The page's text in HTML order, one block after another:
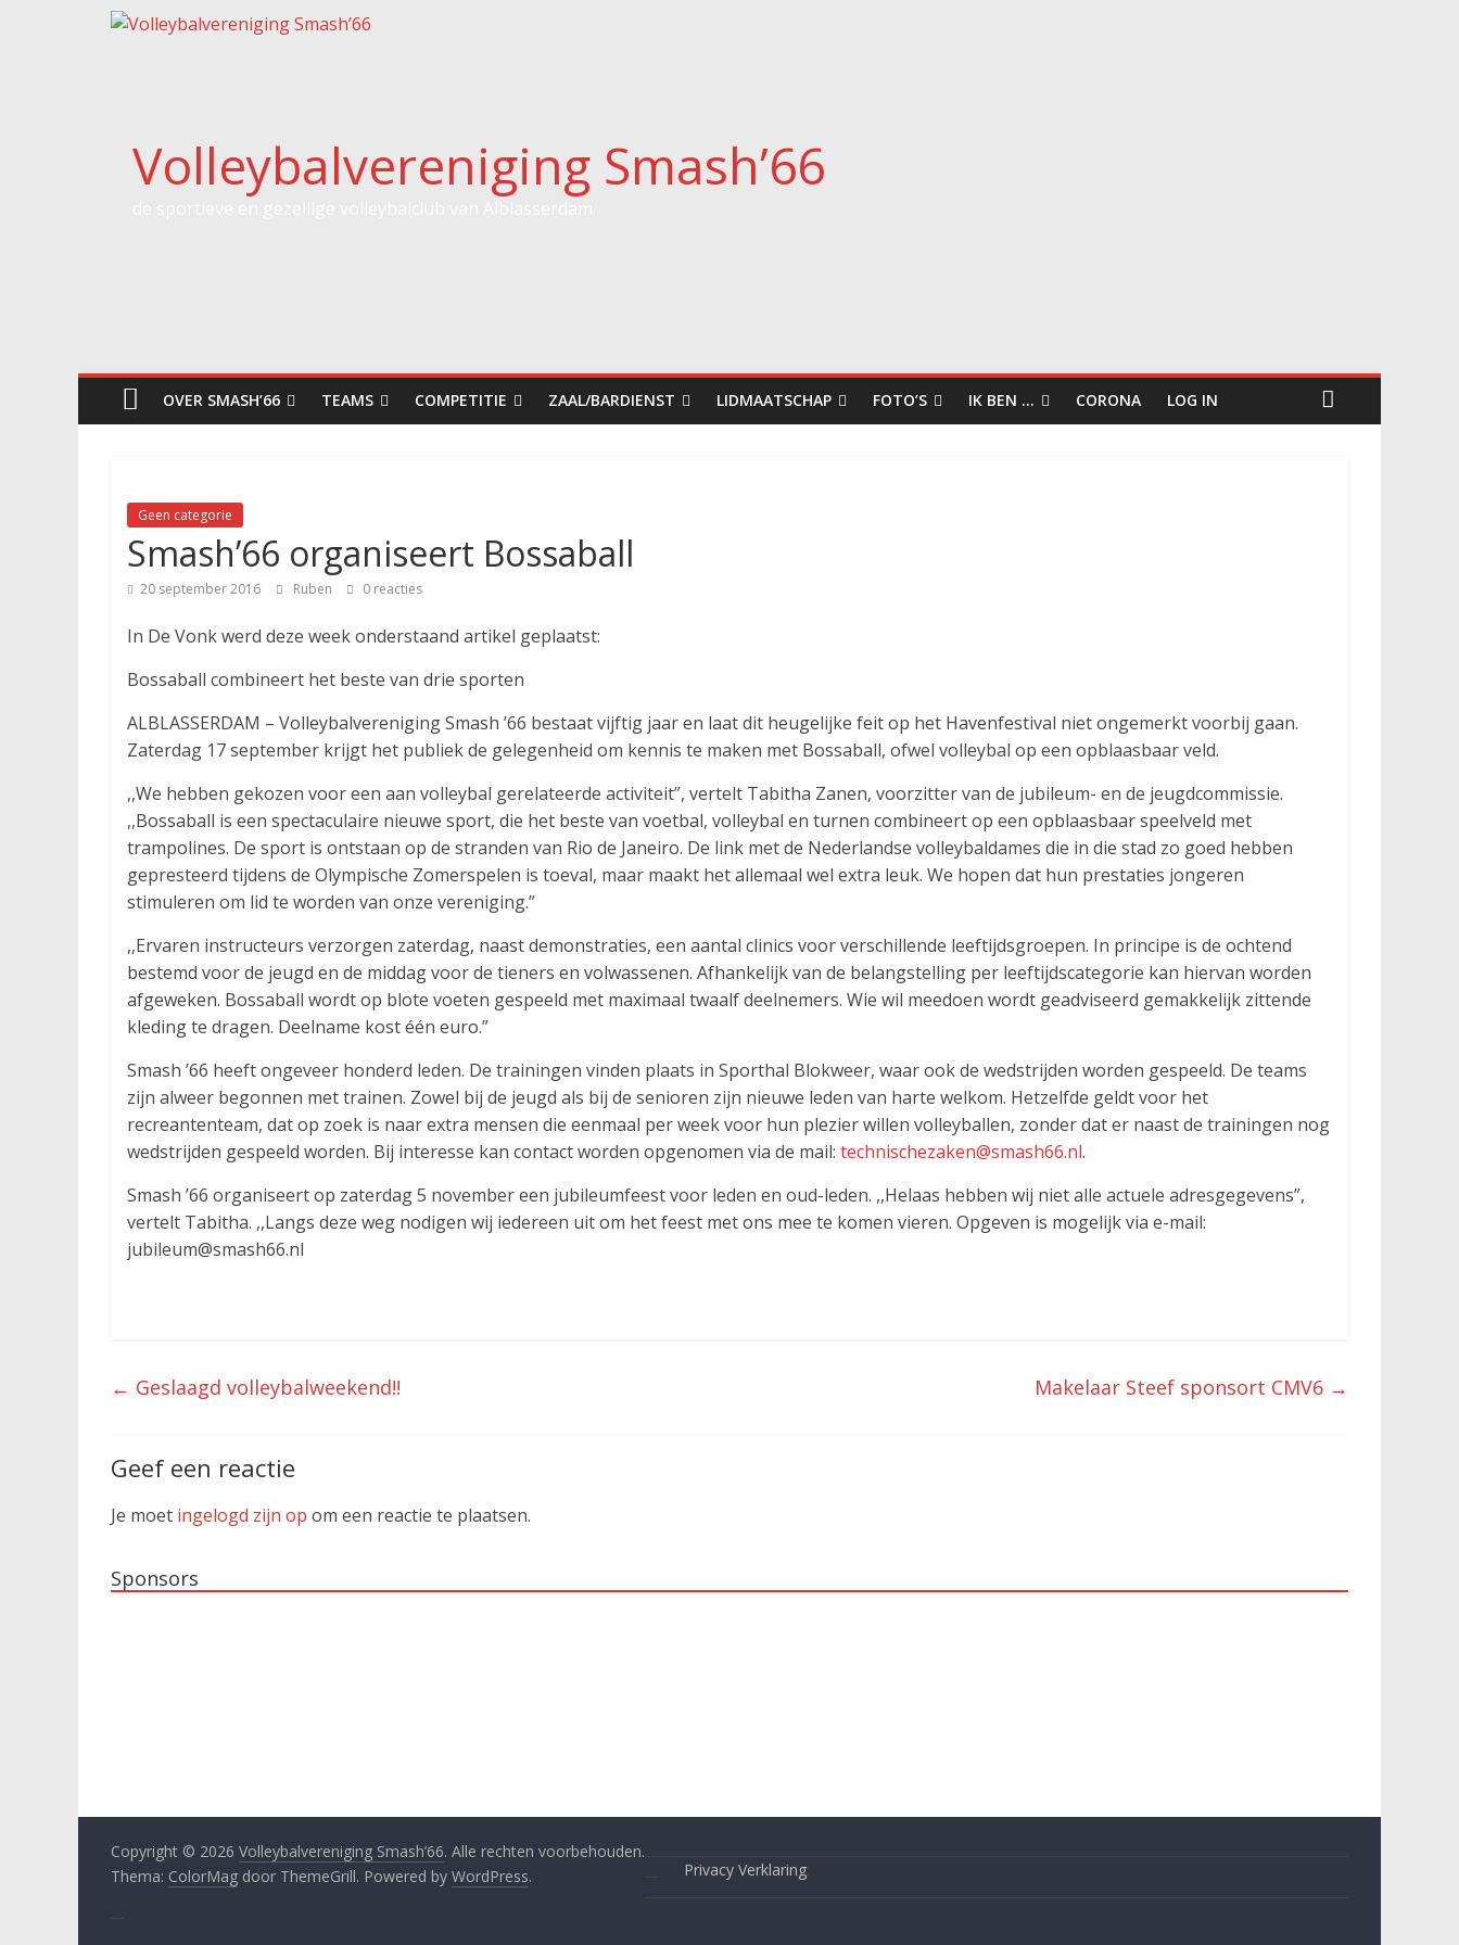
Spring
Volleybalvereniging Smash’66
OVER SMASH’66 TEAMS COMPETITIE ZAAL/BARDIENST LIDMAATSCHAP FOTO’S IK BEN … CORONA LOG IN
Geen categorie
Smash’66 organiseert Bossaball
20 september 2016 Ruben 0 reacties
In De Vonk werd deze week onderstaand artikel geplaatst:
Bossaball combineert het beste van drie sporten
ALBLASSERDAM – Volleybalvereniging Smash ’66 bestaat vijftig jaar en laat dit heugelijke feit op het Havenfestival niet ongemerkt voorbij gaan.
Zaterdag 17 september krijgt het publiek de gelegenheid om kennis te maken met Bossaball, ofwel volleybal op een opblaasbaar veld.
,,We hebben gekozen voor een aan volleybal gerelateerde activiteit”, vertelt Tabitha Zanen, voorzitter van de jubileum- en de jeugdcommissie.
,,Bossaball is een spectaculaire nieuwe sport, die het beste van voetbal, volleybal en turnen combineert op een opblaasbaar speelveld met
trampolines. De sport is ontstaan op de stranden van Rio de Janeiro. De link met de Nederlandse volleybaldames die in die stad zo goed hebben
gepresteerd tijdens de Olympische Zomerspelen is toeval, maar maakt het allemaal wel extra leuk. We hopen dat hun prestaties jongeren
stimuleren om lid te worden van onze vereniging.”
,,Ervaren instructeurs verzorgen zaterdag, naast demonstraties, een aantal clinics voor verschillende leeftijdsgroepen. In principe is de ochtend
bestemd voor de jeugd en de middag voor de tieners en volwassenen. Afhankelijk van de belangstelling per leeftijdscategorie kan hiervan worden
afgeweken. Bossaball wordt op blote voeten gespeeld met maximaal twaalf deelnemers. Wie wil meedoen wordt geadviseerd gemakkelijk zittende
kleding te dragen. Deelname kost één euro.”
Smash ’66 heeft ongeveer honderd leden. De trainingen vinden plaats in Sporthal Blokweer, waar ook de wedstrijden worden gespeeld. De teams
zijn alweer begonnen met trainen. Zowel bij de jeugd als bij de senioren zijn nieuwe leden van harte welkom. Hetzelfde geldt voor het
recreantenteam, dat op zoek is naar extra mensen die eenmaal per week voor hun plezier willen volleyballen, zonder dat er naast de trainingen nog
wedstrijden gespeeld worden. Bij interesse kan contact worden opgenomen via de mail: technischezaken@smash66.nl.
Smash ’66 organiseert op zaterdag 5 november een jubileumfeest voor leden en oud-leden. ,,Helaas hebben wij niet alle actuele adresgegevens”,
vertelt Tabitha. ,,Langs deze weg nodigen wij iedereen uit om het feest met ons mee te komen vieren. Opgeven is mogelijk via e-mail:
jubileum@smash66.nl
← Geslaagd volleybalweekend!! Makelaar Steef sponsort CMV6 →
Geef een reactie
Je moet ingelogd zijn op om een reactie te plaatsen.
Sponsors
Copyright © 2026 Volleybalvereniging Smash’66. Alle rechten voorbehouden.
Thema: ColorMag door ThemeGrill. Powered by WordPress. Privacy Verklaring